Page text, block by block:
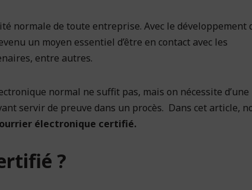
normale de toute entreprise. Avec le développement
un moyen essentiel d’être en contact avec les
entre autres.
normal ne suffit pas, mais on nécessite d’une
servir de preuve dans un procès. Dans cet article,
électronique certifié.
?